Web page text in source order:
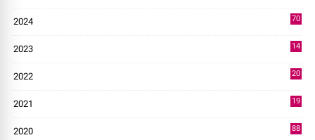
2024
70
2023
14
2022
20
2021
19
2020
88